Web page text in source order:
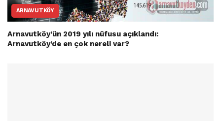
ARNAVUTKÖY
Arnavutköy’ün 2019 yılı nüfusu açıklandı:
Arnavutköy’de en çok nereli var?